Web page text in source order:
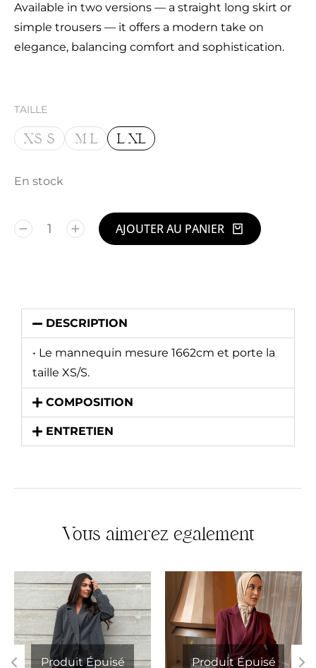
Available in two versions — a straight long skirt or
simple trousers — it offers a modern take on
elegance, balancing comfort and sophistication.
TAILLE
XS/S M/L L/XL
En stock
AJOUTER AU PANIER
DESCRIPTION
• Le mannequin mesure 1662cm et porte la
taille XS/S.
COMPOSITION
ENTRETIEN
Vous aimerez également
Produit Épuisé Produit Épuisé